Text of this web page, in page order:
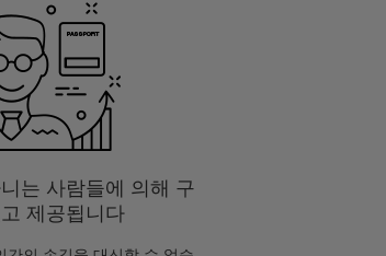
는 사람들에 의해 구
제공됩니다